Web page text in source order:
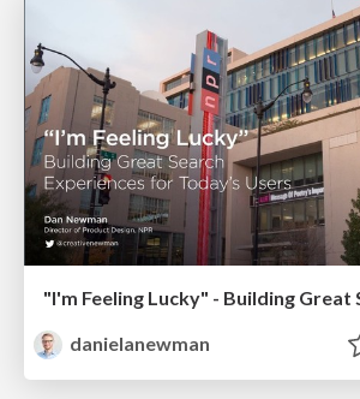
danielanewman